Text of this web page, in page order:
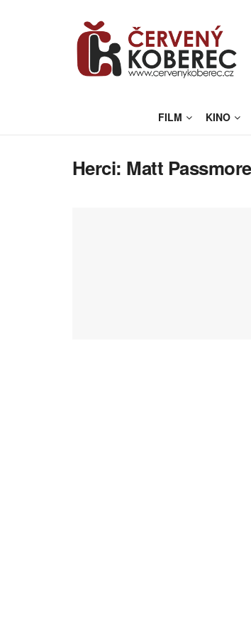
FILM KINO
Herci: Matt Passmore